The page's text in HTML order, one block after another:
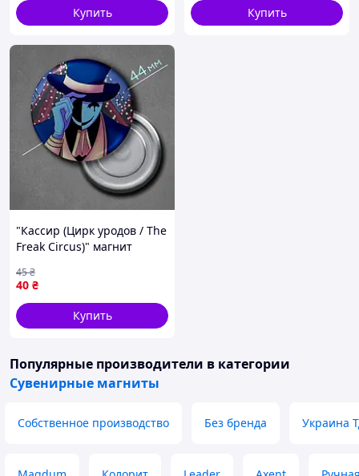
Купить Купить
"Кассир (Цирк уродов / The
Freak Circus)" магнит
40 ₴
45₴
Купить
Популярные производители в категории
Сувенирные магниты
Собственное производство Без бренда Украина